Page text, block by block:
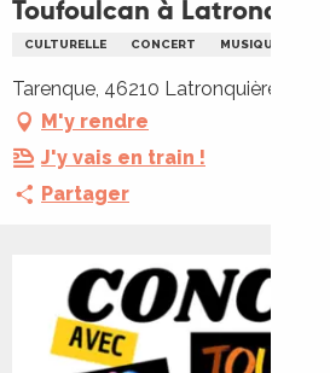
Toufoulcan à Latronquière
CULTURELLE CONCERT MUSIQUE
Tarenque, 46210 Latronquière
M'y rendre
J'y vais en train !
Partager